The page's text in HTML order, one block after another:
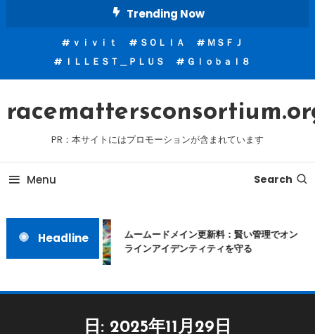
Trending Now
ｖｉｖｉｔ ＳＯＬＩＡ
ＭＳＦＪ
ＩＬＬＥＳＴ＿ＰＬＵＳ
Ｇｌｏｂａｌ８
PR：本サイトにはプロモーションが含まれています
Menu Search
Headline
ムームードメイン更新料：賢い管理でオン
ラインアイデンティティを守る
日: 2025年11月29日